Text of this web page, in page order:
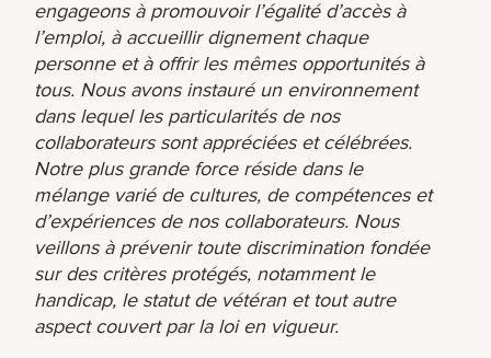
engageons à promouvoir l’égalité d’accès à
l’emploi, à accueillir dignement chaque
personne et à offrir les mêmes opportunités à
tous. Nous avons instauré un environnement
dans lequel les particularités de nos
collaborateurs sont appréciées et célébrées.
Notre plus grande force réside dans le
mélange varié de cultures, de compétences et
d’expériences de nos collaborateurs. Nous
veillons à prévenir toute discrimination fondée
sur des critères protégés, notamment le
handicap, le statut de vétéran et tout autre
aspect couvert par la loi en vigueur.